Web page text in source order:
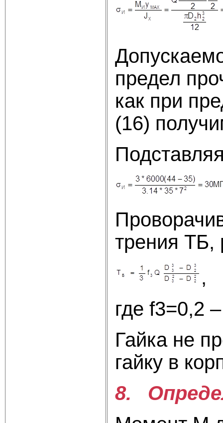
предел
как при
(16)
трения ТБ,
где f3=0,2
Гайка не
гайку в
8.